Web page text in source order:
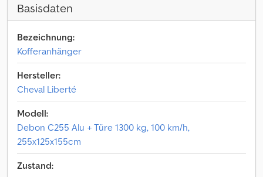
Basisdaten
Bezeichnung:
Kofferanhänger
Hersteller:
Cheval Liberté
Modell:
Debon C255 Alu + Türe 1300 kg, 100 km/h,
255x125x155cm
Zustand: